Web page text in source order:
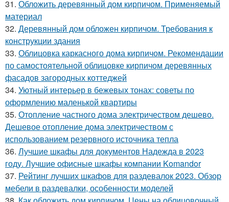
31. Обложить деревянный дом кирпичом. Применяемый
материал
32. Деревянный дом обложен кирпичом. Требования к
конструкции здания
33. Облицовка каркасного дома кирпичом. Рекомендации
по самостоятельной облицовке кирпичом деревянных
фасадов загородных коттеджей
34. Уютный интерьер в бежевых тонах: советы по
оформлению маленькой квартиры
35. Отопление частного дома электричеством дешево.
Дешевое отопление дома электричеством с
использованием резервного источника тепла
36. Лучшие шкафы для документов Надежда в 2023
году. Лучшие офисные шкафы компании Komandor
37. Рейтинг лучших шкафов для раздевалок 2023. Обзор
мебели в раздевалки, особенности моделей